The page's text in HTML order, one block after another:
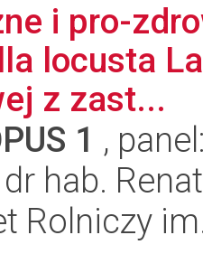
i pro-
locusta
z zast...
1 ,
hab.
Rolniczy